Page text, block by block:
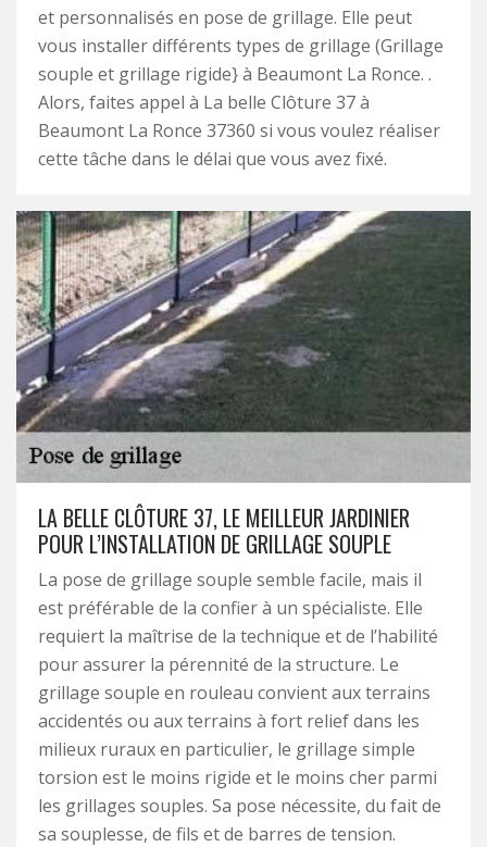
et personnalisés en pose de grillage. Elle peut
vous installer différents types de grillage (Grillage
souple et grillage rigide} à Beaumont La Ronce. .
Alors, faites appel à La belle Clôture 37 à
Beaumont La Ronce 37360 si vous voulez réaliser
cette tâche dans le délai que vous avez fixé.
LA BELLE CLÔTURE 37, LE MEILLEUR JARDINIER
POUR L’INSTALLATION DE GRILLAGE SOUPLE
La pose de grillage souple semble facile, mais il
est préférable de la confier à un spécialiste. Elle
requiert la maîtrise de la technique et de l’habilité
pour assurer la pérennité de la structure. Le
grillage souple en rouleau convient aux terrains
accidentés ou aux terrains à fort relief dans les
milieux ruraux en particulier, le grillage simple
torsion est le moins rigide et le moins cher parmi
les grillages souples. Sa pose nécessite, du fait de
sa souplesse, de fils et de barres de tension.